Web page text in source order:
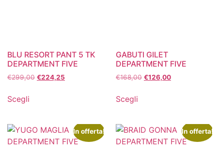
BLU RESORT PANT 5 TK
DEPARTMENT FIVE
€299,00 €224,25
Scegli
GABUTI GILET
DEPARTMENT FIVE
€168,00 €126,00
Scegli
In offerta! In offerta!